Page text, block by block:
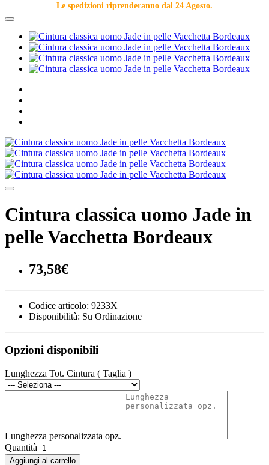
Le spedizioni riprenderanno dal 24 Agosto.
Cintura classica uomo Jade in
pelle Vacchetta Bordeaux
73,58€
Codice articolo: 9233X
Disponibilità: Su Ordinazione
Opzioni disponibili
Lunghezza Tot. Cintura ( Taglia )
Lunghezza personalizzata opz.
Quantità
Aggiungi al carrello